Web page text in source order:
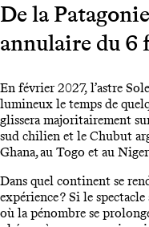
De la
annulaire du 6
En février 2027, l’astre
lumineux le temps de
glissera majoritairement
sud chilien et le Chubut
Ghana, au Togo et au
Dans quel continent se
expérience ? Si le
où la pénombre se